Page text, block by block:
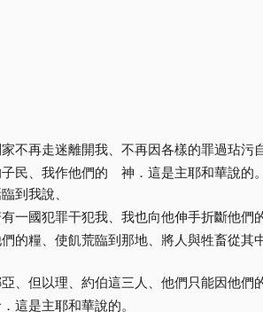
不再走迷離開我、不再因各樣的罪過玷污
子民、我作他們的 神．這是主耶和華說的
到我說、
有一國犯罪干犯我、我也向他伸手折斷他們
的糧、使飢荒臨到那地、將人與牲畜從其
、但以理、約伯這三人、他們只能因他們
這是主耶和華說的。